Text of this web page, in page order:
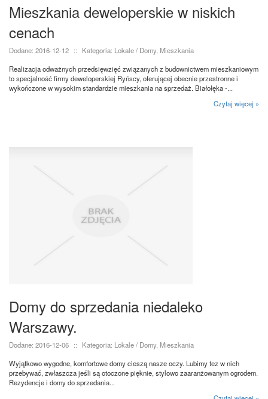
Mieszkania deweloperskie w niskich
cenach
Dodane: 2016-12-12 ::
Kategoria: Lokale / Domy, Mieszkania
Realizacja odważnych przedsięwzięć związanych z budownictwem mieszkaniowym
to specjalność firmy deweloperskiej Ryńscy, oferującej obecnie przestronne i
wykończone w wysokim standardzie mieszkania na sprzedaż. Białołęka -...
Czytaj więcej »
Domy do sprzedania niedaleko
Warszawy.
Dodane: 2016-12-06 ::
Kategoria: Lokale / Domy, Mieszkania
Wyjątkowo wygodne, komfortowe domy cieszą nasze oczy. Lubimy tez w nich
przebywać, zwłaszcza jeśli są otoczone pięknie, stylowo zaaranżowanym ogrodem.
Rezydencje i domy do sprzedania...